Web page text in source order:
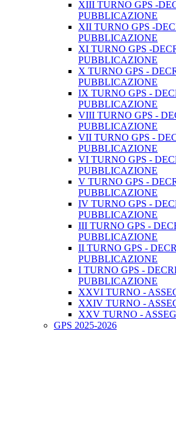
XIII TURNO GPS -
PUBBLICAZIONE
XII TURNO GPS -
PUBBLICAZIONE
XI TURNO GPS -
PUBBLICAZIONE
X TURNO GPS -
PUBBLICAZIONE
IX TURNO GPS -
PUBBLICAZIONE
VIII TURNO GPS -
PUBBLICAZIONE
VII TURNO GPS -
PUBBLICAZIONE
VI TURNO GPS -
PUBBLICAZIONE
V TURNO GPS -
PUBBLICAZIONE
IV TURNO GPS -
PUBBLICAZIONE
III TURNO GPS -
PUBBLICAZIONE
II TURNO GPS -
PUBBLICAZIONE
I TURNO GPS -
PUBBLICAZIONE
XXVI TURNO -
XXIV TURNO -
XXV TURNO -
GPS 2025-2026